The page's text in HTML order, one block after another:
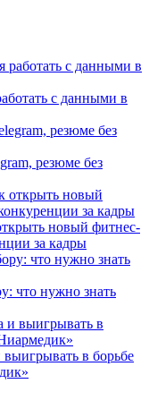
с данными в
резюме без
новый фитнес-
за кадры
что нужно знать
в борьбе